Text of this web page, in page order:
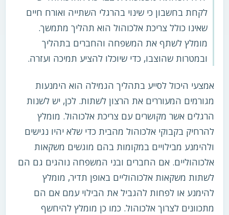
לקחת בחשבון כי שינוי בהרגלי השתייה ואורח חיים
שאינו כולל צריכת אלכוהול הוא תהליך מתמשך.
מומלץ לשתף את המשפחה והחברים בתהליך
ובמטרות שהוצבו, כדי שיוכלו להציע תמיכה ועזרה.
אמצעי היכול לסייע בתהליך הגמילה הוא הימנעות
מגורמים המעוררים את הרצון לשתות. לכן, יש לשנות
הרגלים אשר מקושרים עם צריכת אלכוהול. מומלץ
להרחיק בקבוקי אלכוהול מהבית כדי שלא יהיו נגישים
ולהימנע מבילויים במקומות בהם מוגשים משקאות
אלכוהוליים. אם החברים ובני המשפחה נוהגים גם הם
לשתות משקאות אלכוהוליים באופן תדיר, מומלץ
להימנע או לפחות להגביל את הבילוי עמם אם הם
מתכוונים לצרוך אלכוהול. כמו כן מומלץ להיחשף